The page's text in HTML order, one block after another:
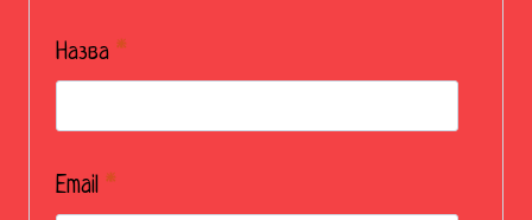
Назва *
Email *